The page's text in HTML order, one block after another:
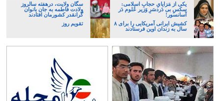
یکی از مَزایایِ حجابِ اسلامی:
سکسِ بی دَردسَرِ وَزیر عُلوم دَر
آسانسور!
سگان ولایت، درهفته سالروز
ولادت فاطمه به جان بانوان
گرانقدر کشورمان افتادند
کشیش ایرانی آمریکایی را برای ۸
سال به زندان اوین فرستادند
تقویم روز